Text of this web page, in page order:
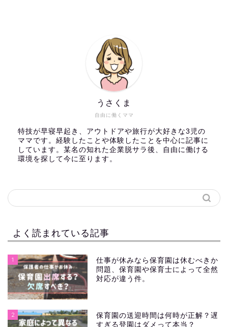
自由に働くママ
うさくま
特技が早寝早起き、アウトドアや旅行が大好きな3児の
ママです。経験したことや体験したことを中心に記事に
しています。某名の知れた企業脱サラ後、自由に働ける
環境を探して今に至ります。
よく読まれている記事
1
仕事が休みなら保育園は休むべきか
問題、保育園や保育士によって全然
対応が違う件。
2
保育園の送迎時間は何時が正解？遅
すぎる登園はダメって本当？